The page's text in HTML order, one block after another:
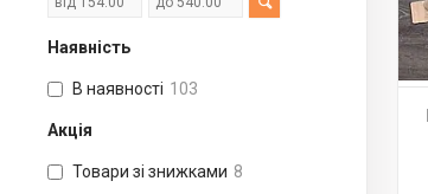
Наявність
В наявності 103
Акція
Товари зі знижками 8